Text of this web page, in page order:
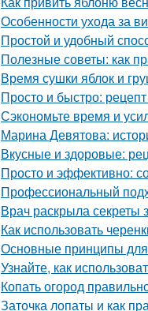
Особенности ухода за
Простой и удобный
Полезные советы: как
Время сушки яблок и
Просто и быстро:
Сэкономьте время и
Марина Девятова:
Вкусные и здоровые:
Просто и эффективно:
Профессиональный
Врач раскрыла секреты
Как использовать
Основные принципы
Узнайте, как
Копать огород
Заточка лопаты и как